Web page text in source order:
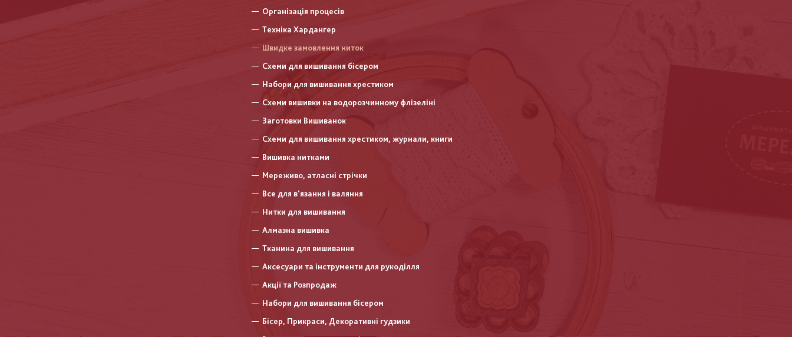
Організація процесів
Техніка Хардангер
Швидке замовлення ниток
Схеми для вишивання бісером
Набори для вишивання хрестиком
Схеми вишивки на водорозчинному флізеліні
Заготовки Вишиванок
Схеми для вишивання хрестиком, журнали, книги
Вишивка нитками
Мереживо, атласні стрічки
Все для в'язання і валяння
Нитки для вишивання
Алмазна вишивка
Тканина для вишивання
Аксесуари та інструменти для рукоділля
Акції та Розпродаж
Набори для вишивання бісером
Бісер, Прикраси, Декоративні гудзики